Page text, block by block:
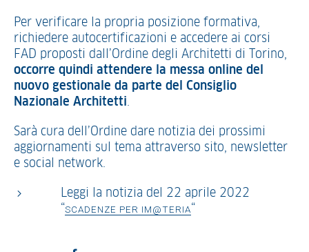
Per verificare la propria posizione formativa,
richiedere autocertificazioni e accedere ai corsi
FAD proposti dall’Ordine degli Architetti di Torino,
occorre quindi attendere la messa online del
nuovo gestionale da parte del Consiglio
Nazionale Architetti.
Sarà cura dell’Ordine dare notizia dei prossimi
aggiornamenti sul tema attraverso sito, newsletter
e social network.
Leggi la notizia del 22 aprile 2022
“SCADENZE PER IM@TERIA“